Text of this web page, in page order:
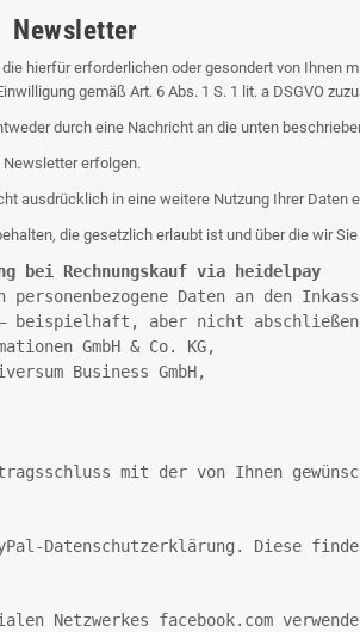
Newsletter
hierfür erforderlichen oder gesondert von Ihnen
gemäß Art. 6 Abs. 1 S. 1 lit. a DSGVO
durch eine Nachricht an die unten
erfolgen.
ausdrücklich in eine weitere Nutzung Ihrer Daten
die gesetzlich erlaubt ist und über die wir
bei Rechnungskauf via heidelpay
personenbezogene Daten an den
beispielhaft, aber nicht
GmbH & Co. KG,
Business GmbH,
mit der von Ihnen
Datenschutzerklärung. Diese
Netzwerkes facebook.com